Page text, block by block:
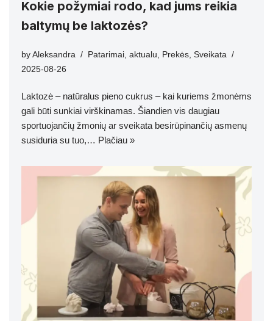
Kokie požymiai rodo, kad jums reikia
baltymų be laktozės?
by Aleksandra Patarimai, aktualu, Prekės, Sveikata
2025-08-26
Laktozė – natūralus pieno cukrus – kai kuriems žmonėms
gali būti sunkiai virškinamas. Šiandien vis daugiau
sportuojančių žmonių ar sveikata besirūpinančių asmenų
susiduria su tuo,… Plačiau »